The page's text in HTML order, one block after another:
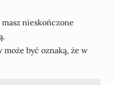
nieskończone
być oznaką, że w